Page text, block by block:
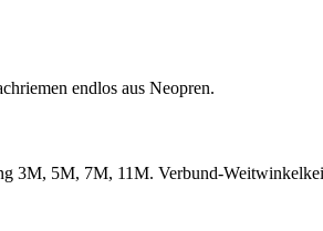
endlos aus Neopren.
3M, 5M, 7M, 11M. Verbund-